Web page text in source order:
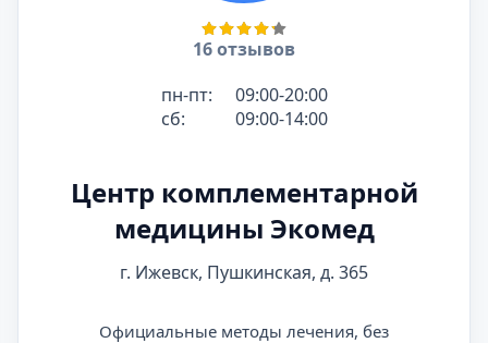
16 отзывов
пн-пт:
09:00-20:00
сб:
09:00-14:00
Центр комплементарной
медицины Экомед
г. Ижевск, Пушкинская, д. 365
Официальные методы лечения, без